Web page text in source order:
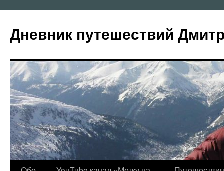
содержимому
Дневник путешествий